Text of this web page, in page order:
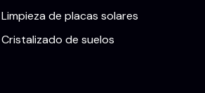
Limpieza de placas solares
Cristalizado de suelos